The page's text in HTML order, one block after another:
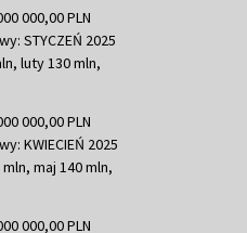
000,00 PLN
STYCZEŃ 2025
luty 130 mln,
000,00 PLN
KWIECIEŃ 2025
maj 140 mln,
000,00 PLN